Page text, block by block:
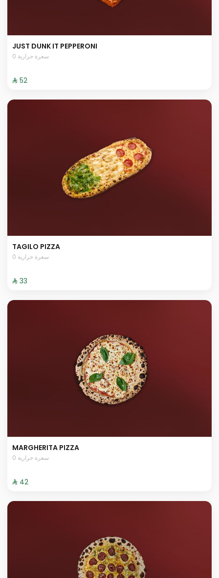
JUST DUNK IT PEPPERONI
0 سعرة حرارية
⁨⁦‪‬ 52⁩
TAGILO PIZZA
0 سعرة حرارية
⁨⁦‪‬ 33⁩
MARGHERITA PIZZA
0 سعرة حرارية
⁨⁦‪‬ 42⁩